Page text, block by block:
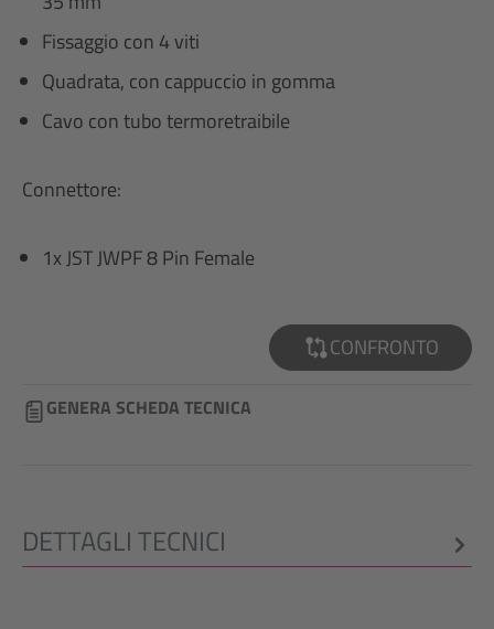
Fissaggio con 4 viti
Quadrata, con cappuccio in gomma
Cavo con tubo termoretraibile
Connettore:
1x JST JWPF 8 Pin Female
CONFRONTO
GENERA SCHEDA TECNICA
DETTAGLI TECNICI